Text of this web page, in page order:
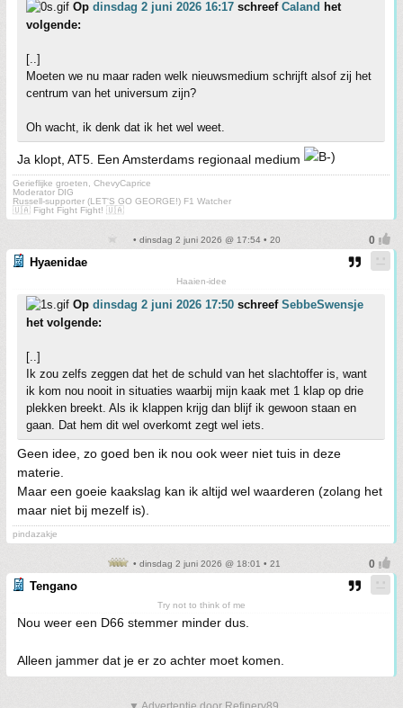
Op dinsdag 2 juni 2026 16:17 schreef Caland het
volgende:
[..]
Moeten we nu maar raden welk nieuwsmedium schrijft alsof zij het
centrum van het universum zijn?
Oh wacht, ik denk dat ik het wel weet.
Ja klopt, AT5. Een Amsterdams regionaal medium
Gerieflijke groeten, ChevyCaprice
Moderator DIG
Russell-supporter (LET'S GO GEORGE!) F1 Watcher
🇺🇦 Fight Fight Fight! 🇺🇦
• dinsdag 2 juni 2026 @ 17:54 • 20
Hyaenidae
Haaien-idee
Op dinsdag 2 juni 2026 17:50 schreef SebbeSwensje
het volgende:
[..]
Ik zou zelfs zeggen dat het de schuld van het slachtoffer is, want
ik kom nou nooit in situaties waarbij mijn kaak met 1 klap op drie
plekken breekt. Als ik klappen krijg dan blijf ik gewoon staan en
gaan. Dat hem dit wel overkomt zegt wel iets.
Geen idee, zo goed ben ik nou ook weer niet tuis in deze
materie.
Maar een goeie kaakslag kan ik altijd wel waarderen (zolang het
maar niet bij mezelf is).
pindazakje
• dinsdag 2 juni 2026 @ 18:01 • 21
Tengano
Try not to think of me
Nou weer een D66 stemmer minder dus.
Alleen jammer dat je er zo achter moet komen.